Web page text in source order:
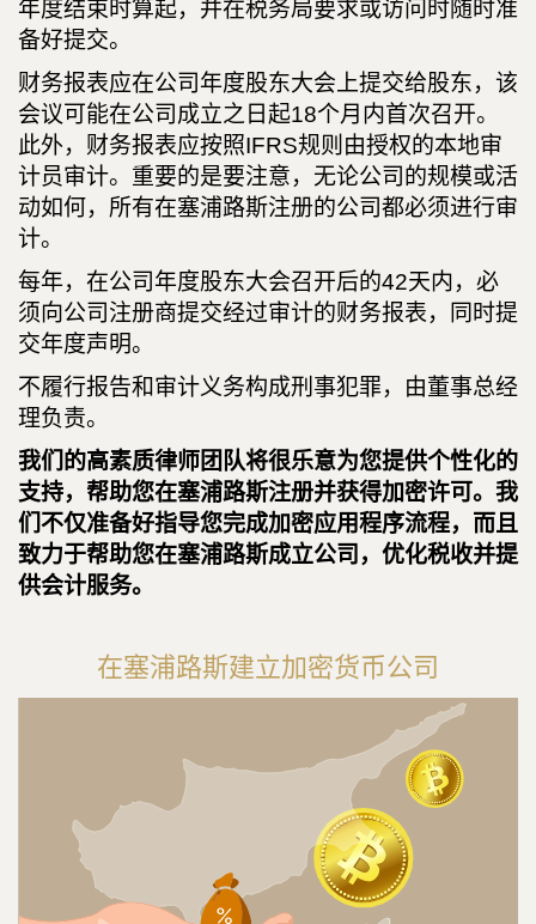
年度结束时算起，并在税务局要求或访问时随时准
备好提交。
财务报表应在公司年度股东大会上提交给股东，该
会议可能在公司成立之日起18个月内首次召开。
此外，财务报表应按照IFRS规则由授权的本地审
计员审计。重要的是要注意，无论公司的规模或活
动如何，所有在塞浦路斯注册的公司都必须进行审
计。
每年，在公司年度股东大会召开后的42天内，必
须向公司注册商提交经过审计的财务报表，同时提
交年度声明。
不履行报告和审计义务构成刑事犯罪，由董事总经
理负责。
我们的高素质律师团队将很乐意为您提供个性化的
支持，帮助您在塞浦路斯注册并获得加密许可。我
们不仅准备好指导您完成加密应用程序流程，而且
致力于帮助您在塞浦路斯成立公司，优化税收并提
供会计服务。
在塞浦路斯建立加密货币公司